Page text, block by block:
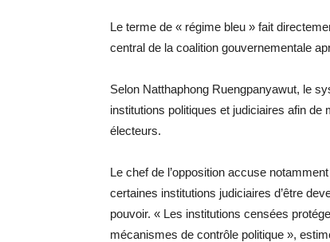
Le terme de « régime bleu » fait
central de la coalition gouvernementale
Selon Natthaphong Ruengpanyawut, le
institutions politiques et judiciaires afin de
électeurs.
Le chef de l’opposition accuse
certaines institutions judiciaires d’être
pouvoir. « Les institutions censées
mécanismes de contrôle politique »,